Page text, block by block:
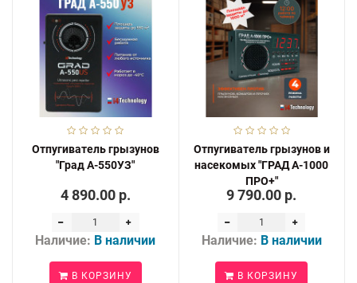
Отпугиватель грызунов
"Град А-550УЗ"
4 890.00 р.
Наличие: В наличии
В КОРЗИНУ
Отпугиватель грызунов и
насекомых "ГРАД А-1000
ПРО+"
9 790.00 р.
Наличие: В наличии
В КОРЗИНУ